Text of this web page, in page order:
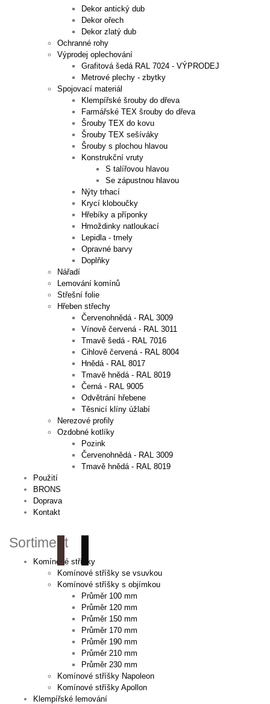
Dekor antický dub
Dekor ořech
Dekor zlatý dub
Ochranné rohy
Výprodej oplechování
Grafitová šedá RAL 7024 - VÝPRODEJ
Metrové plechy - zbytky
Spojovací materiál
Klempířské šrouby do dřeva
Farmářské TEX šrouby do dřeva
Šrouby TEX do kovu
Šrouby TEX sešíváky
Šrouby s plochou hlavou
Konstrukční vruty
S talířovou hlavou
Se zápustnou hlavou
Nýty trhací
Krycí kloboučky
Hřebíky a příponky
Hmoždinky natloukací
Lepidla - tmely
Opravné barvy
Doplňky
Nářadí
Lemování komínů
Střešní folie
Hřeben střechy
Červenohnědá - RAL 3009
Vínově červená - RAL 3011
Tmavě šedá - RAL 7016
Cihlově červená - RAL 8004
Hnědá - RAL 8017
Tmavě hnědá - RAL 8019
Černá - RAL 9005
Odvětrání hřebene
Těsnicí klíny úžlabí
Nerezové profily
Ozdobné kotlíky
Pozink
Červenohnědá - RAL 3009
Tmavě hnědá - RAL 8019
Použití
BRONS
Doprava
Kontakt
Sortiment
Komínové stříšky
Komínové stříšky se vsuvkou
Komínové stříšky s objímkou
Průměr 100 mm
Průměr 120 mm
Průměr 150 mm
Průměr 170 mm
Průměr 190 mm
Průměr 210 mm
Průměr 230 mm
Komínové stříšky Napoleon
Komínové stříšky Apollon
Klempířské lemování